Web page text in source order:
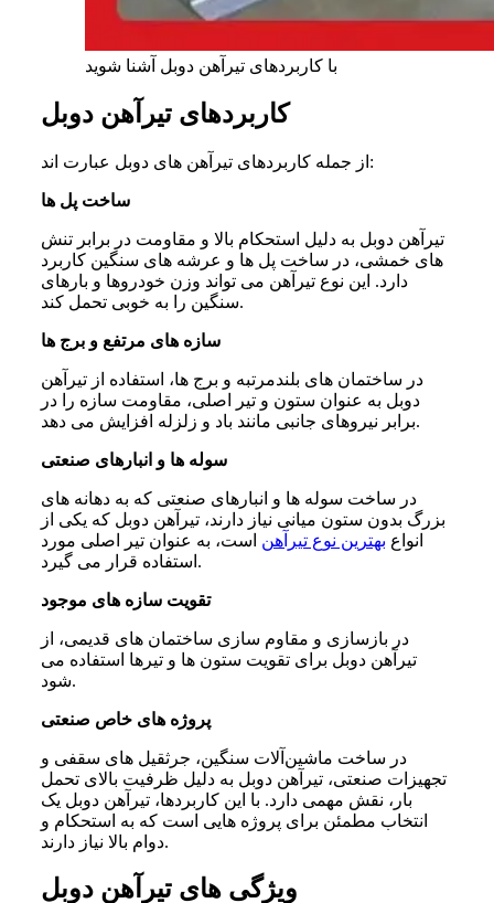
با کاربردهای تیرآهن دوبل آشنا شوید
کاربردهای تیرآهن دوبل
از جمله کاربردهای تیرآهن های دوبل عبارت ‌اند:
ساخت پل ها
تیرآهن دوبل به دلیل استحکام بالا و مقاومت در برابر تنش
های خمشی، در ساخت پل ها و عرشه های سنگین کاربرد
دارد. این نوع تیرآهن می‌ تواند وزن خودروها و بارهای
سنگین را به ‌خوبی تحمل کند.
سازه های مرتفع و برج ها
در ساختمان های بلندمرتبه و برج ها، استفاده از تیرآهن
دوبل به ‌عنوان ستون و تیر اصلی، مقاومت سازه را در
برابر نیروهای جانبی مانند باد و زلزله افزایش می ‌دهد.
سوله ها و انبارهای صنعتی
در ساخت سوله ها و انبارهای صنعتی که به دهانه های
بزرگ بدون ستون میانی نیاز دارند، تیرآهن دوبل که یکی از
انواع بهترین نوع تیرآهن است، به‌ عنوان تیر اصلی مورد
استفاده قرار می‌ گیرد.
تقویت سازه های موجود
در بازسازی و مقاوم ‌سازی ساختمان های قدیمی، از
تیرآهن دوبل برای تقویت ستون ها و تیرها استفاده می
شود.
پروژه های خاص صنعتی
در ساخت ماشین‌آلات سنگین، جرثقیل های سقفی و
تجهیزات صنعتی، تیرآهن دوبل به دلیل ظرفیت بالای تحمل
بار، نقش مهمی دارد. با این کاربردها، تیرآهن دوبل یک
انتخاب مطمئن برای پروژه هایی است که به استحکام و
دوام بالا نیاز دارند.
ویژگی های تیرآهن دوبل